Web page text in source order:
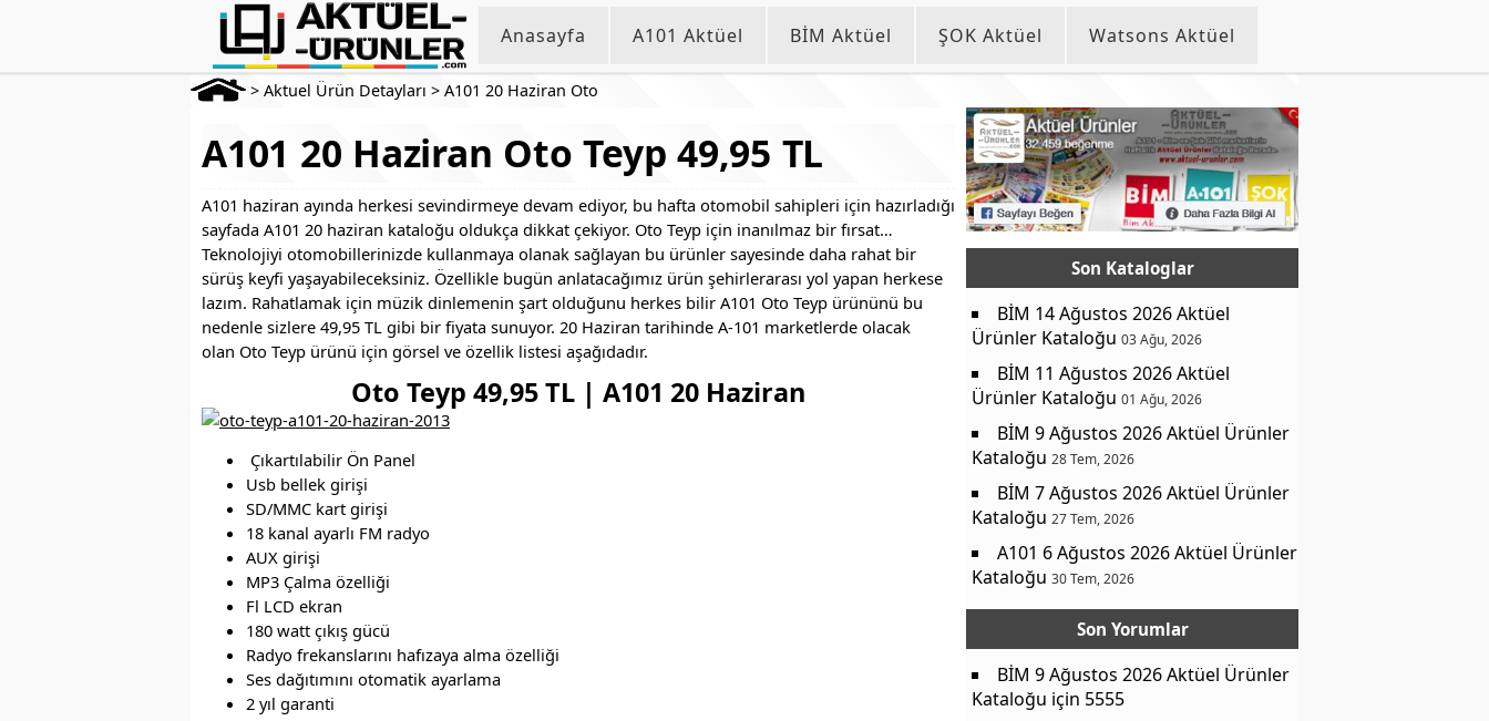
Anasayfa A101 Aktüel BİM Aktüel ŞOK Aktüel Watsons Aktüel
> Aktuel Ürün Detayları > A101 20 Haziran Oto
A101 20 Haziran Oto Teyp 49,95 TL
A101 haziran ayında herkesi sevindirmeye devam ediyor, bu hafta otomobil sahipleri için hazırladığı
sayfada A101 20 haziran kataloğu oldukça dikkat çekiyor. Oto Teyp için inanılmaz bir fırsat…
Teknolojiyi otomobillerinizde kullanmaya olanak sağlayan bu ürünler sayesinde daha rahat bir
sürüş keyfi yaşayabileceksiniz. Özellikle bugün anlatacağımız ürün şehirlerarası yol yapan herkese
lazım. Rahatlamak için müzik dinlemenin şart olduğunu herkes bilir A101 Oto Teyp ürününü bu
nedenle sizlere 49,95 TL gibi bir fiyata sunuyor. 20 Haziran tarihinde A-101 marketlerde olacak
olan Oto Teyp ürünü için görsel ve özellik listesi aşağıdadır.
Oto Teyp 49,95 TL | A101 20 Haziran
Çıkartılabilir Ön Panel
Usb bellek girişi
SD/MMC kart girişi
18 kanal ayarlı FM radyo
AUX girişi
MP3 Çalma özelliği
Fl LCD ekran
180 watt çıkış gücü
Radyo frekanslarını hafızaya alma özelliği
Ses dağıtımını otomatik ayarlama
2 yıl garanti
Son Kataloglar
BİM 14 Ağustos 2026 Aktüel
Ürünler Kataloğu 03 Ağu, 2026
BİM 11 Ağustos 2026 Aktüel
Ürünler Kataloğu 01 Ağu, 2026
BİM 9 Ağustos 2026 Aktüel Ürünler
Kataloğu 28 Tem, 2026
BİM 7 Ağustos 2026 Aktüel Ürünler
Kataloğu 27 Tem, 2026
A101 6 Ağustos 2026 Aktüel Ürünler
Kataloğu 30 Tem, 2026
Son Yorumlar
BİM 9 Ağustos 2026 Aktüel Ürünler
Kataloğu için 5555